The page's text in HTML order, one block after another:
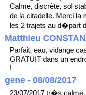
Calme, discrète, sol
de la citadelle. Merci la
les 2 trajets au d�part
Matthieu
Parfait, eau, vidange
GRATUIT dans un
!
gene - 08/08/2017
23/07/2017 tr�s